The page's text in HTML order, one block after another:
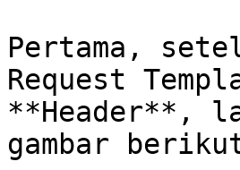
Pertama,
Request
**Header**,
gambar